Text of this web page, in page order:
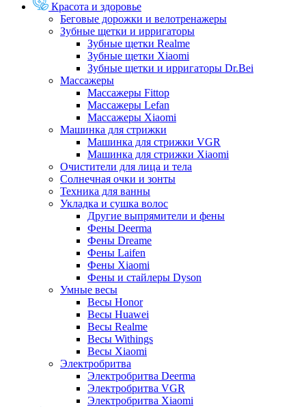
Красота и здоровье
Беговые дорожки и велотренажеры
Зубные щетки и ирригаторы
Зубные щетки Realme
Зубные щетки Xiaomi
Зубные щетки и ирригаторы Dr.Bei
Массажеры
Массажеры Fittop
Массажеры Lefan
Массажеры Xiaomi
Машинка для стрижки
Машинка для стрижки VGR
Машинка для стрижки Xiaomi
Очистители для лица и тела
Солнечная очки и зонты
Техника для ванны
Укладка и сушка волос
Другие выпрямители и фены
Фены Deerma
Фены Dreame
Фены Laifen
Фены Xiaomi
Фены и стайлеры Dyson
Умные весы
Весы Honor
Весы Huawei
Весы Realme
Весы Withings
Весы Xiaomi
Электробритва
Электробритва Deerma
Электробритва VGR
Электробритва Xiaomi